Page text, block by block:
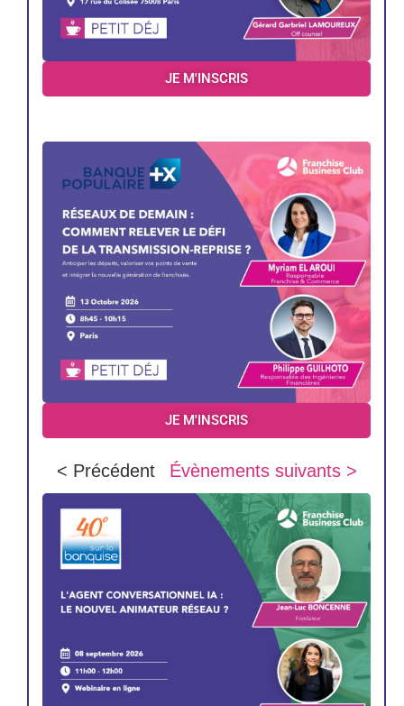
JE M'INSCRIS
JE M'INSCRIS
< Précédent Évènements suivants >